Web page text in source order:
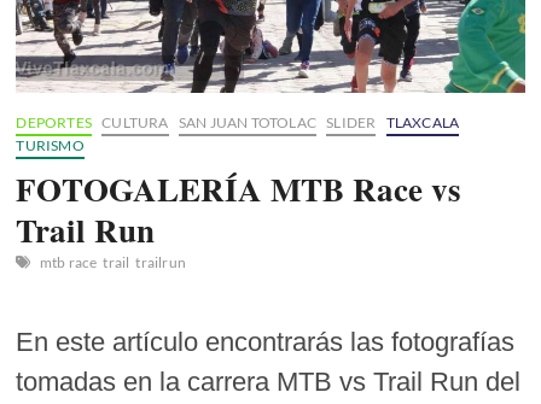
DEPORTES CULTURA SAN JUAN TOTOLAC SLIDER
TLAXCALA
TURISMO
FOTOGALERÍA MTB Race vs
Trail Run
mtb race trail trailrun
En este artículo encontrarás las fotografías
tomadas en la carrera MTB vs Trail Run del